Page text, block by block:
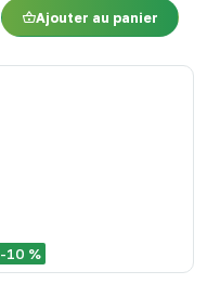
Ajouter au panier
-10 %